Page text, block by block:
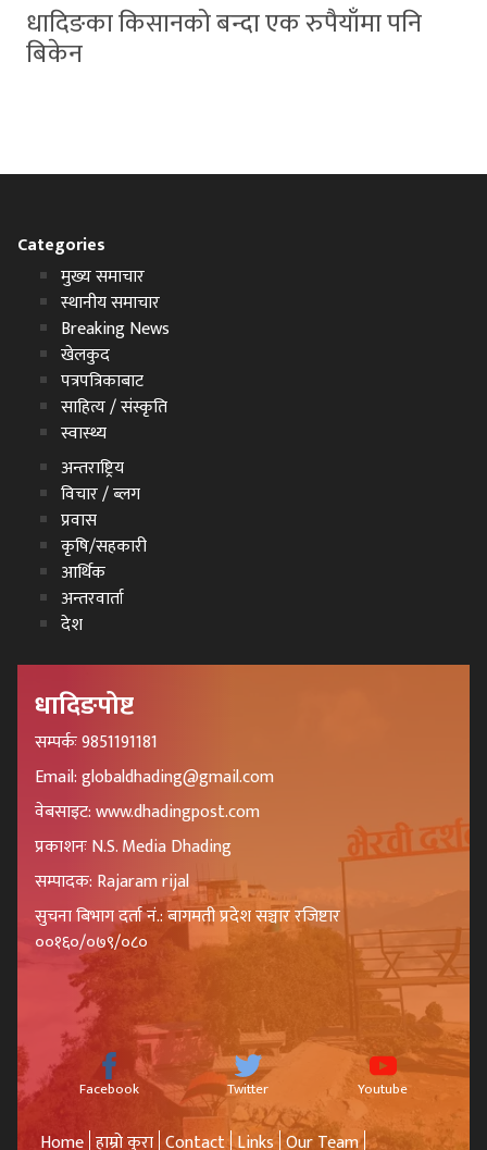
धादिङका किसानको बन्दा एक रुपैयाँमा पनि
बिकेन
Categories
मुख्य समाचार
स्थानीय समाचार
Breaking News
खेलकुद
पत्रपत्रिकाबाट
साहित्य / संस्कृति
स्वास्थ्य
अन्तराष्ट्रिय
विचार / ब्लग
प्रवास
कृषि/सहकारी
आर्थिक
अन्तरवार्ता
देश
धादिङपोष्ट
सम्पर्कः 9851191181
Email: globaldhading@gmail.com
वेबसाइट: www.dhadingpost.com
प्रकाशनः N.S. Media Dhading
सम्पादक: Rajaram rijal
सुचना बिभाग दर्ता नं.: बागमती प्रदेश सञ्चार रजिष्टार
००१६०/०७९/०८०
Facebook Twitter Youtube
Home हाम्रो कुरा Contact Links Our Team